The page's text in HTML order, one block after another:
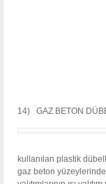
14) GAZ BETON
kullanılan plastik
gaz beton yüzeylerinde